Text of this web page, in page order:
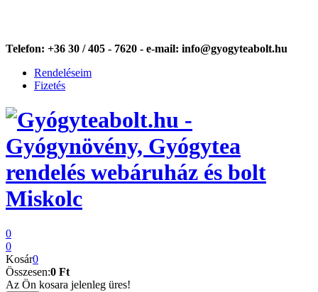
Telefon: +36 30 / 405 - 7620 - e-mail: info@gyogyteabolt.hu
Rendeléseim
Fizetés
0
0
Kosár0
Összesen:0 Ft
Az Ön kosara jelenleg üres!